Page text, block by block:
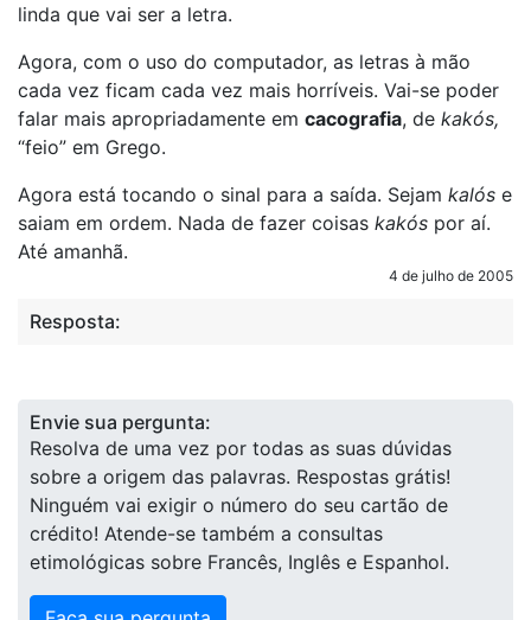
linda que vai ser a letra.
Agora, com o uso do computador, as letras à mão
cada vez ficam cada vez mais horríveis. Vai-se poder
falar mais apropriadamente em cacografia, de kakós,
“feio” em Grego.
Agora está tocando o sinal para a saída. Sejam kalós e
saiam em ordem. Nada de fazer coisas kakós por aí.
Até amanhã.
4 de julho de 2005
Resposta:
Envie sua pergunta:
Resolva de uma vez por todas as suas dúvidas
sobre a origem das palavras. Respostas grátis!
Ninguém vai exigir o número do seu cartão de
crédito! Atende-se também a consultas
etimológicas sobre Francês, Inglês e Espanhol.